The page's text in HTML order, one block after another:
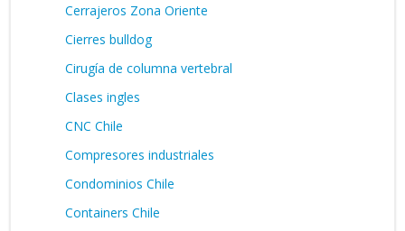
Cerrajeros Zona Oriente
Cierres bulldog
Cirugía de columna vertebral
Clases ingles
CNC Chile
Compresores industriales
Condominios Chile
Containers Chile